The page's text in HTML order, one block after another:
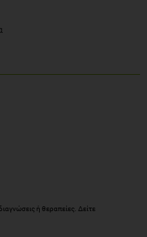
ή θεραπείες. Δείτε